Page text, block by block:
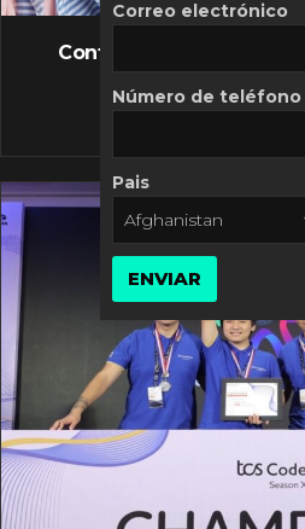
FLASH
Controversia de
10 MARZO,
Correo electrónico
Número de teléfono
Pais
ENVIAR